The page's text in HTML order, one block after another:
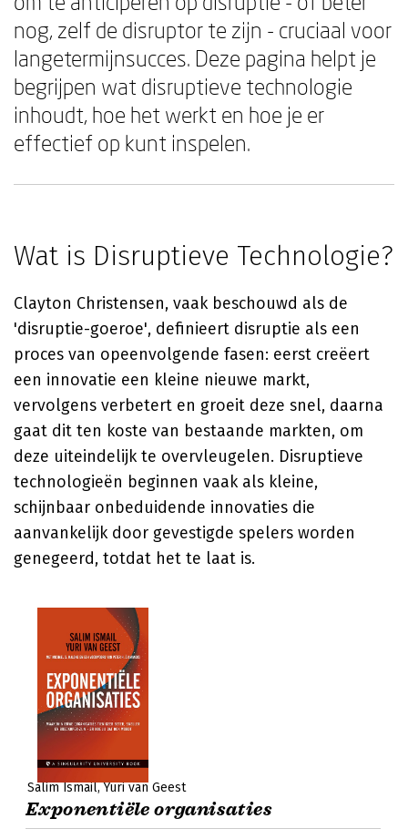
nog, zelf de disruptor te zijn - cruciaal voor
langetermijnsucces. Deze pagina helpt je
begrijpen wat disruptieve technologie
inhoudt, hoe het werkt en hoe je er
effectief op kunt inspelen.
Wat is Disruptieve Technologie?
Clayton Christensen, vaak beschouwd als de
'disruptie-goeroe', definieert disruptie als een
proces van opeenvolgende fasen: eerst creëert
een innovatie een kleine nieuwe markt,
vervolgens verbetert en groeit deze snel, daarna
gaat dit ten koste van bestaande markten, om
deze uiteindelijk te overvleugelen. Disruptieve
technologieën beginnen vaak als kleine,
schijnbaar onbeduidende innovaties die
aanvankelijk door gevestigde spelers worden
genegeerd, totdat het te laat is.
Salim Ismail Yuri van Geest
Exponentiële organisaties